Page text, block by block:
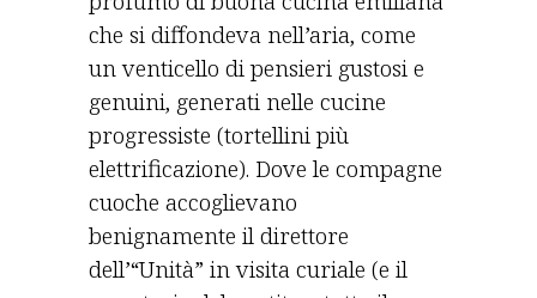
che si diffondeva nell’aria, come
un venticello di pensieri gustosi e
genuini, generati nelle cucine
progressiste (tortellini più
elettrificazione). Dove le compagne
cuoche accoglievano
benignamente il direttore
dell’“Unità” in visita curiale (e il